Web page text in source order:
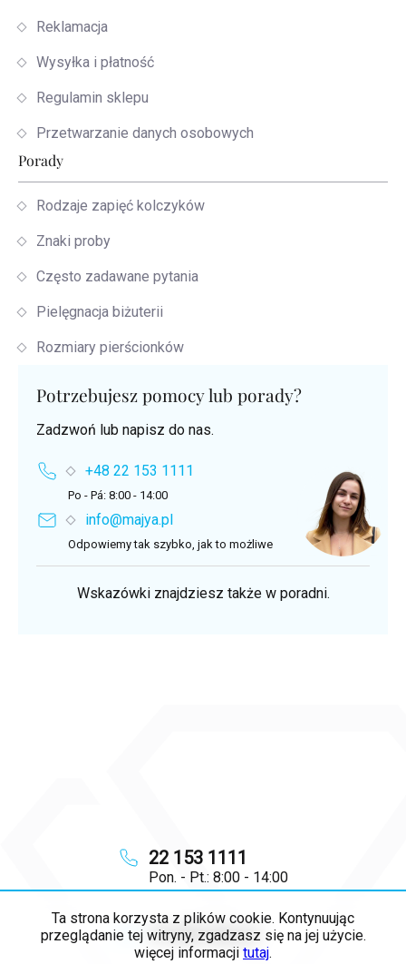
Ta strona korzysta z plików cookie. Kontynuując
przeglądanie tej witryny, zgadzasz się na jej użycie.
więcej informacji tutaj.
info@ majya.pl
22 153 1111
Pon. - Pt.: 8:00 - 14:00
Reklamacja
Wysyłka i płatność
Regulamin sklepu
Przetwarzanie danych osobowych
Porady
Rodzaje zapięć kolczyków
Znaki proby
Często zadawane pytania
Pielęgnacja biżuterii
Rozmiary pierścionków
Potrzebujesz pomocy lub porady?
Zadzwoń lub napisz do nas.
+48 22 153 1111
Po - Pá: 8:00 - 14:00
info@majya.pl
Odpowiemy tak szybko, jak to możliwe
Wskazówki znajdziesz także w poradni.